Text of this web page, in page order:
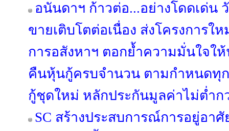
อนันดาฯ ก้าวต่อ...อย่างโดดเด่น
ขายเติบโตต่อเนื่อง ส่งโครงการใ
การอสังหาฯ ตอกย้ำความมั่นใจใ
คืนหุ้นกู้ครบจำนวน ตามกำหนดทุ
กู้ชุดใหม่ หลักประกันมูลค่าไม่ต่ำก
SC สร้างประสบการณ์การอยู่อา